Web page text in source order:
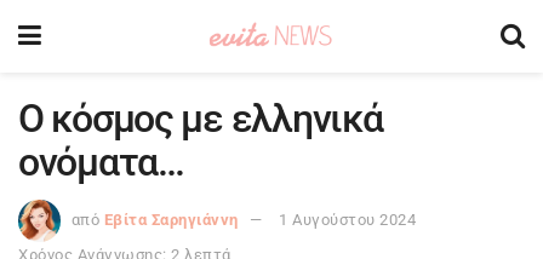
Ο κόσμος με ελληνικά
ονόματα…
από Εβίτα Σαρηγιάννη
1 Αυγούστου 2024
Χρόνος Ανάγνωσης: 2 λεπτά